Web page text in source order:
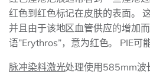
红色到红色标记在皮肤的表面。
并且由于该地区血管供应的增加
语”Erythros”，意为红色。 PIE可
脉冲染料激光处理使用585mm波